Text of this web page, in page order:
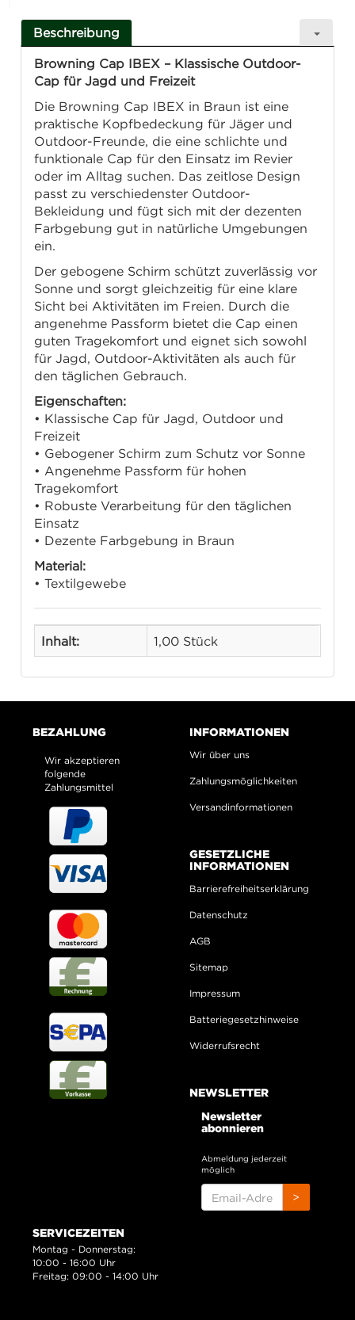
Beschreibung
Browning Cap IBEX – Klassische Outdoor-
Cap für Jagd und Freizeit
Die Browning Cap IBEX in Braun ist eine
praktische Kopfbedeckung für Jäger und
Outdoor-Freunde, die eine schlichte und
funktionale Cap für den Einsatz im Revier
oder im Alltag suchen. Das zeitlose Design
passt zu verschiedenster Outdoor-
Bekleidung und fügt sich mit der dezenten
Farbgebung gut in natürliche Umgebungen
ein.
Der gebogene Schirm schützt zuverlässig vor
Sonne und sorgt gleichzeitig für eine klare
Sicht bei Aktivitäten im Freien. Durch die
angenehme Passform bietet die Cap einen
guten Tragekomfort und eignet sich sowohl
für Jagd, Outdoor-Aktivitäten als auch für
den täglichen Gebrauch.
Eigenschaften:
• Klassische Cap für Jagd, Outdoor und
Freizeit
• Gebogener Schirm zum Schutz vor Sonne
• Angenehme Passform für hohen
Tragekomfort
• Robuste Verarbeitung für den täglichen
Einsatz
• Dezente Farbgebung in Braun
Material:
• Textilgewebe
Inhalt: 1,00 Stück
BEZAHLUNG
Wir akzeptieren
folgende
Zahlungsmittel
INFORMATIONEN
Wir über uns
Zahlungsmöglichkeiten
Versandinformationen
GESETZLICHE
INFORMATIONEN
Barrierefreiheitserklärung
Datenschutz
AGB
Sitemap
Impressum
Batteriegesetzhinweise
Widerrufsrecht
NEWSLETTER
Newsletter
abonnieren
Abmeldung jederzeit
möglich
ADRESSE
>
SERVICEZEITEN
Montag - Donnerstag:
10:00 - 16:00 Uhr
Freitag: 09:00 - 14:00 Uhr